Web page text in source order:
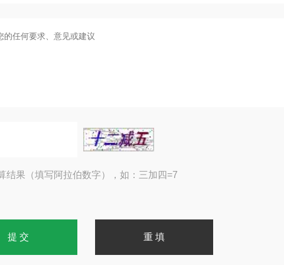
结果（填写阿拉伯数字），如：三加四=7